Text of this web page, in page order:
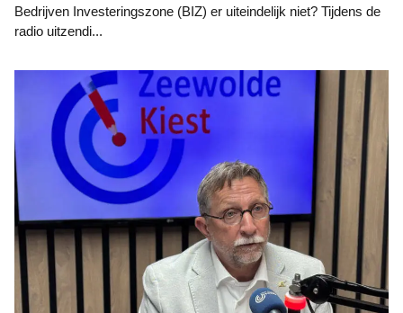
Bedrijven Investeringszone (BIZ) er uiteindelijk niet? Tijdens de
radio uitzendi...